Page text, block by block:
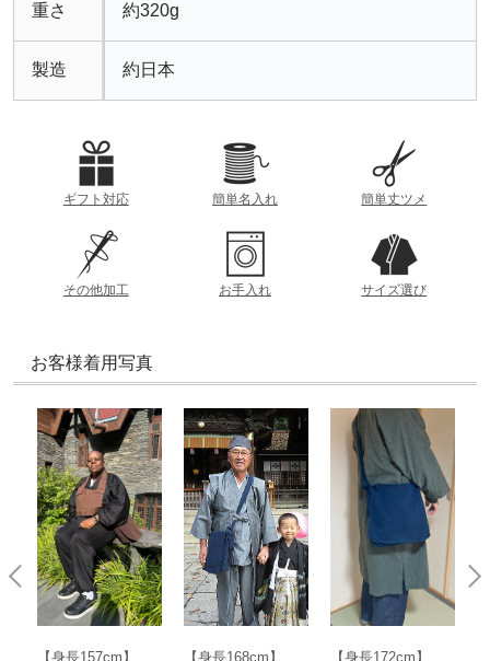
重さ 約320g
製造 約日本
ギフト対応 簡単名入れ 簡単丈ツメ
その他加工 お手入れ サイズ選び
お客様着用写真
【身長157cm】 【身長168cm】 【身長172cm】